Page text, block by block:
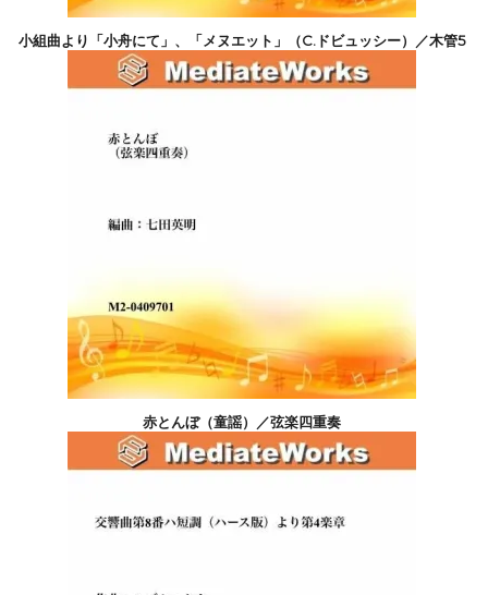
小組曲より「小舟にて」、「メヌエット」（C.ドビュッシー）／木管5
重奏
6,600円(税込)
赤とんぼ（童謡）／弦楽四重奏
4,400円(税込)